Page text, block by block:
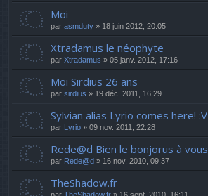
Moi
par asmduty » 18 juin 2012, 20:05
Xtradamus le néophyte
par Xtradamus » 05 janv. 2012, 17:16
Moi Sirdius 26 ans
par sirdius » 19 déc. 2011, 16:29
Sylvian alias Lyrio comes here! :V
par Lyrio » 09 nov. 2011, 22:28
Rede@d Bien le bonjorus à vous
par Rede@d » 16 nov. 2010, 09:37
TheShadow.fr